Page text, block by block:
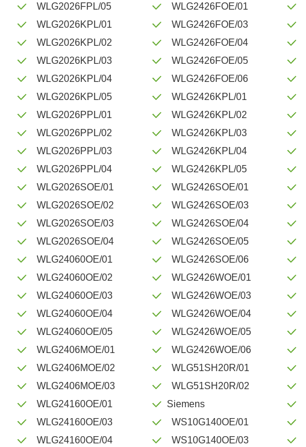
WLG2026FPL/05
WLG2026KPL/01
WLG2026KPL/02
WLG2026KPL/03
WLG2026KPL/04
WLG2026KPL/05
WLG2026PPL/01
WLG2026PPL/02
WLG2026PPL/03
WLG2026PPL/04
WLG2026SOE/01
WLG2026SOE/02
WLG2026SOE/03
WLG2026SOE/04
WLG24060OE/01
WLG24060OE/02
WLG24060OE/03
WLG24060OE/04
WLG24060OE/05
WLG2406MOE/01
WLG2406MOE/02
WLG2406MOE/03
WLG24160OE/01
WLG24160OE/03
WLG24160OE/04
WLG2426FOE/01
WLG2426FOE/03
WLG2426FOE/04
WLG2426FOE/05
WLG2426FOE/06
WLG2426KPL/01
WLG2426KPL/02
WLG2426KPL/03
WLG2426KPL/04
WLG2426KPL/05
WLG2426SOE/01
WLG2426SOE/03
WLG2426SOE/04
WLG2426SOE/05
WLG2426SOE/06
WLG2426WOE/01
WLG2426WOE/03
WLG2426WOE/04
WLG2426WOE/05
WLG2426WOE/06
WLG51SH20R/01
WLG51SH20R/02
Siemens
WS10G140OE/01
WS10G140OE/03